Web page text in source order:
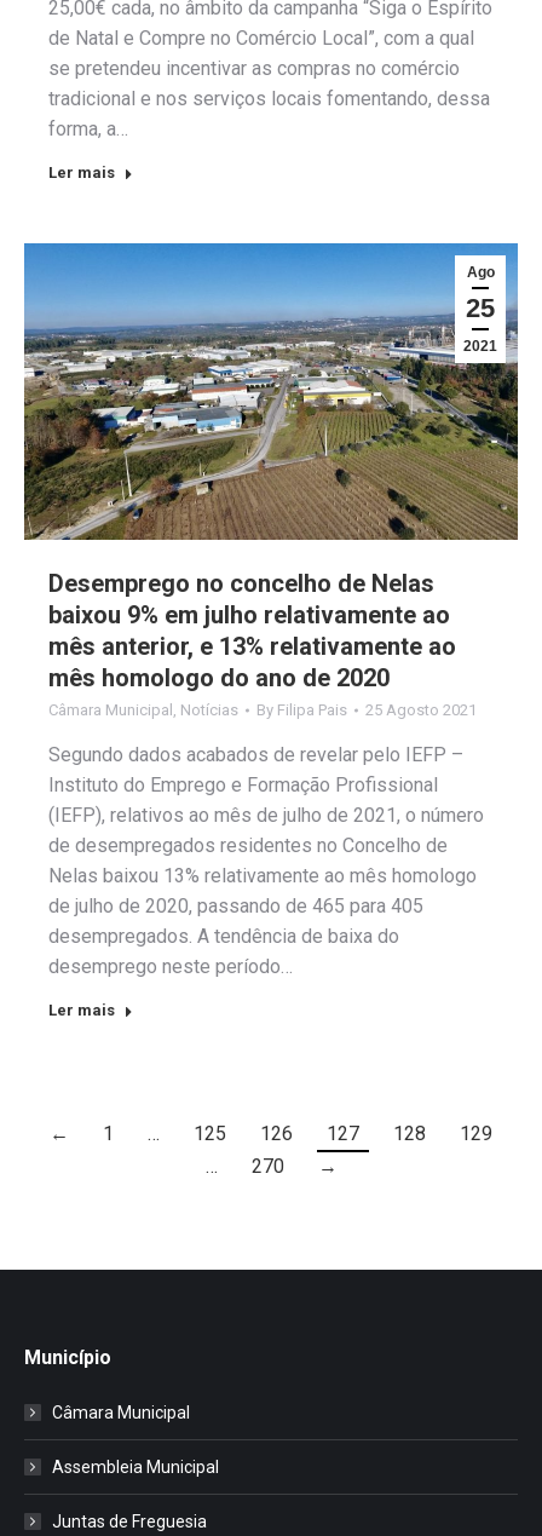
25,00€ cada, no âmbito da campanha “Siga o Espírito
de Natal e Compre no Comércio Local”, com a qual
se pretendeu incentivar as compras no comércio
tradicional e nos serviços locais fomentando, dessa
forma, a…
Ler mais
Ago
25
2021
Desemprego no concelho de Nelas
baixou 9% em julho relativamente ao
mês anterior, e 13% relativamente ao
mês homologo do ano de 2020
Câmara Municipal Notícias By Filipa Pais 25 Agosto 2021
Segundo dados acabados de revelar pelo IEFP –
Instituto do Emprego e Formação Profissional
(IEFP), relativos ao mês de julho de 2021, o número
de desempregados residentes no Concelho de
Nelas baixou 13% relativamente ao mês homologo
de julho de 2020, passando de 465 para 405
desempregados. A tendência de baixa do
desemprego neste período…
Ler mais
← 1 … 125 126 127 128
129
…
270 →
Município
Câmara Municipal
Assembleia Municipal
Juntas de Freguesia